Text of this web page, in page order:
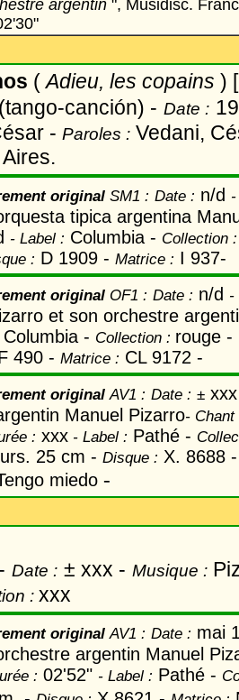
argentin ", Musidisc.
(Adieu, les copains )
(tango-canción) - Date :
- Paroles : Vedani,
original SM1 : Date : n/d
tipica argentina
- Label : Columbia - Collection
: D 1909 - Matrice : I 937-
original OF1 : Date : n/d -
et son orchestre
Columbia - Collection : rouge -
490 - Matrice : CL 9172 -
originalAV1 : Date : ± xxx
Manuel Pizarro- Chant
: xxx - Label : Pathé -
25 cm - Disque : X. 8688
miedo -
Date : ± xxx - Musique :
: xxx
originalAV1 : Date : mai
argentin Manuel
: 02'52" - Label : Pathé -